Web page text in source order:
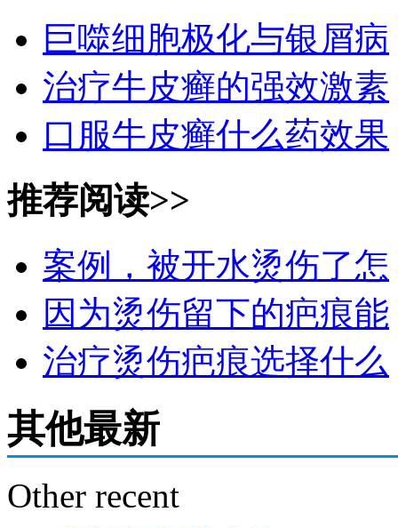
巨噬细胞极化与银屑病
治疗牛皮癣的强效激素
口服牛皮癣什么药效果
推荐阅读>>
案例，被开水烫伤了怎
因为烫伤留下的疤痕能
治疗烫伤疤痕选择什么
其他最新
Other recent